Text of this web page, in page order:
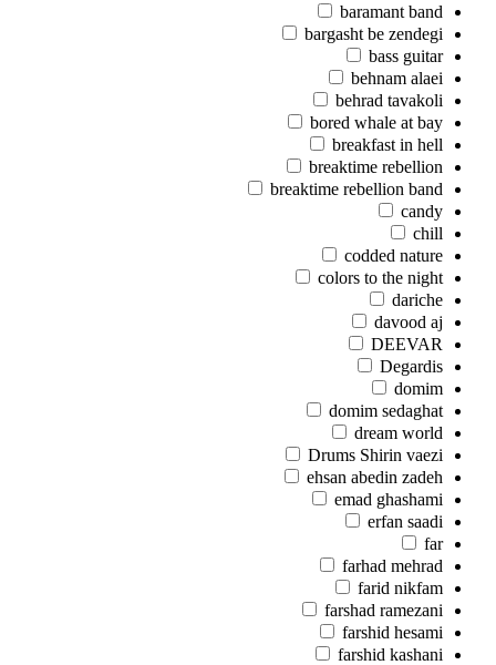
baramant band
bargasht be zendegi
bass guitar
behnam alaei
behrad tavakoli
bored whale at bay
breakfast in hell
breaktime rebellion
breaktime rebellion band
candy
chill
codded nature
colors to the night
dariche
davood aj
DEEVAR
Degardis
domim
domim sedaghat
dream world
Drums Shirin vaezi
ehsan abedin zadeh
emad ghashami
erfan saadi
far
farhad mehrad
farid nikfam
farshad ramezani
farshid hesami
farshid kashani